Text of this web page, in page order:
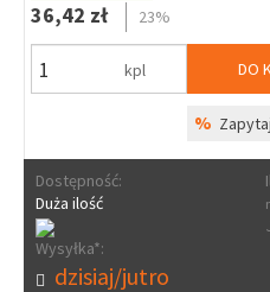
36,42 zł
23%
kpl DO
%
Dostępność:
Duża ilość
Wysyłka*:
dzisiaj/jutro